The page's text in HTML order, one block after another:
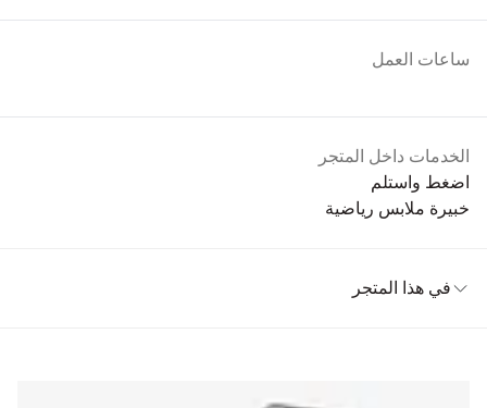
الخدمات داخل المتجر
اضغط واستلم
خبيرة ملابس رياضية
في هذا المتجر
ساعات العمل